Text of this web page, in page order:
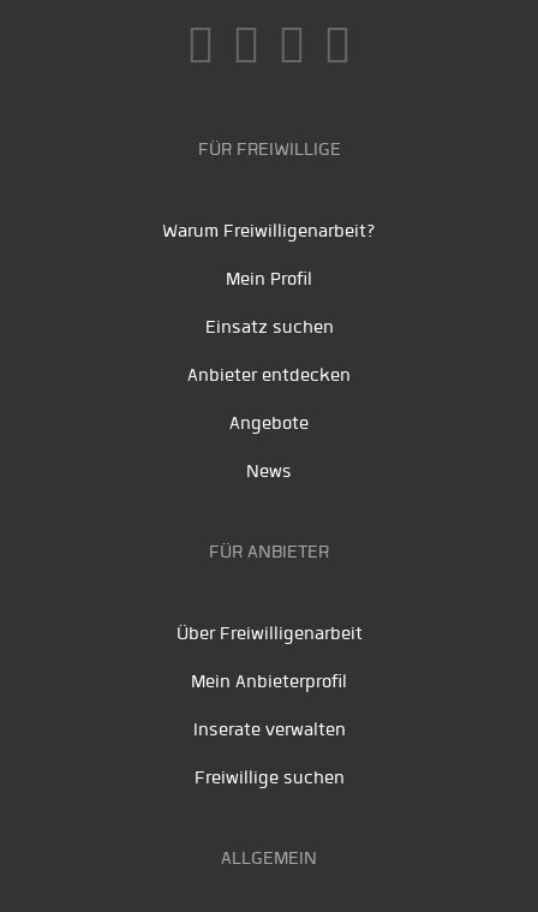
FÜR FREIWILLIGE
Warum Freiwilligenarbeit?
Mein Profil
Einsatz suchen
Anbieter entdecken
Angebote
News
FÜR ANBIETER
Über Freiwilligenarbeit
Mein Anbieterprofil
Inserate verwalten
Freiwillige suchen
ALLGEMEIN